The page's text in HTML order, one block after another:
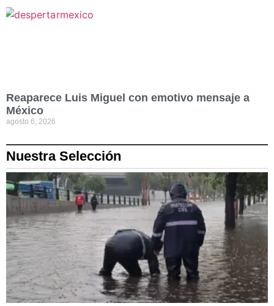
Reaparece Luis Miguel con emotivo mensaje a
México
agosto 6, 2026
Nuestra Selección